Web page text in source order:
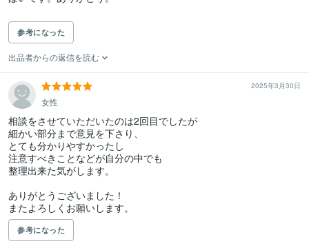
参考になった
出品者からの返信を読む
2025年3月30日
女性
相談をさせていただいたのは2回目でしたが
細かい部分まで意見を下さり、
とても分かりやすかったし
注意すべきことなどが自分の中でも
整理出来た気がします。
ありがとうございました！
またよろしくお願いします。
参考になった